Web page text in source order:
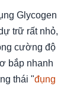
Glycogen
trữ rất nhỏ,
cường độ
bắp nhanh
thái "đụng